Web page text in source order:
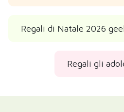
Regali di Natale 2026
Regali gli